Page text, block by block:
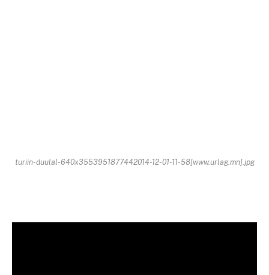
turiin-duulal-640x3553951877442014-12-01-11-58[www.urlag.mn].jpg